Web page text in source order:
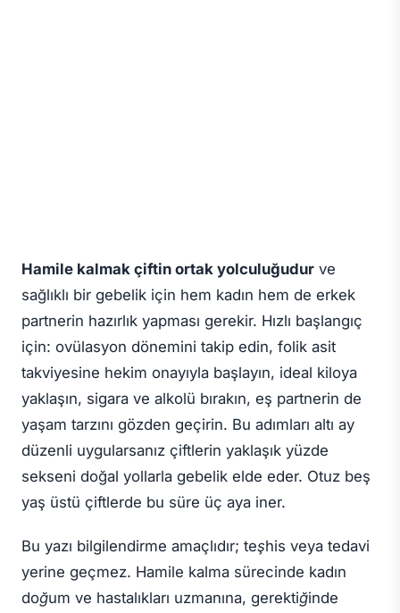
Hamile kalmak çiftin ortak yolculuğudur ve
sağlıklı bir gebelik için hem kadın hem de erkek
partnerin hazırlık yapması gerekir. Hızlı başlangıç
için: ovülasyon dönemini takip edin, folik asit
takviyesine hekim onayıyla başlayın, ideal kiloya
yaklaşın, sigara ve alkolü bırakın, eş partnerin de
yaşam tarzını gözden geçirin. Bu adımları altı ay
düzenli uygularsanız çiftlerin yaklaşık yüzde
sekseni doğal yollarla gebelik elde eder. Otuz beş
yaş üstü çiftlerde bu süre üç aya iner.
Bu yazı bilgilendirme amaçlıdır; teşhis veya tedavi
yerine geçmez. Hamile kalma sürecinde kadın
doğum ve hastalıkları uzmanına, gerektiğinde